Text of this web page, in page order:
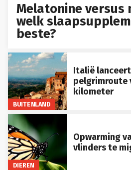
Melatonine versus
welk
beste?
BUITENLAND
Italië
pelgrimroute
kilometer
DIEREN
Opwarming
vlinders te